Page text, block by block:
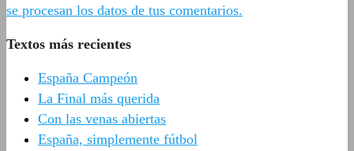
se procesan los datos de tus comentarios.
Textos más recientes
España Campeón
La Final más querida
Con las venas abiertas
España, simplemente fútbol